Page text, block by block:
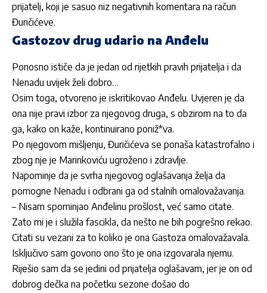
prijatelj, koji je sasuo niz negativnih komentara na račun
Đuričićeve.
Gastozov drug udario na Anđelu
Ponosno ističe da je jedan od rijetkih pravih prijatelja i da
Nenadu uvijek želi dobro…
Osim toga, otvoreno je iskritikovao Anđelu. Uvjeren je da
ona nije pravi izbor za njegovog druga, s obzirom na to da
ga, kako on kaže, kontinuirano poniž*va.
Po njegovom mišljenju, Đuričićeva se ponaša katastrofalno i
zbog nje je Marinkoviću ugroženo i zdravlje.
Napominje da je svrha njegovog oglašavanja želja da
pomogne Nenadu i odbrani ga od stalnih omalovažavanja.
– Nisam spominjao Anđelinu prošlost, već samo citate.
Zato mi je i služila fascikla, da nešto ne bih pogrešno rekao.
Citati su vezani za to koliko je ona Gastoza omalovažavala.
Isključivo sam govorio ono što je ona izgovarala njemu.
Riješio sam da se jedini od prijatelja oglašavam, jer je on od
dobrog dečka na početku sezone došao do